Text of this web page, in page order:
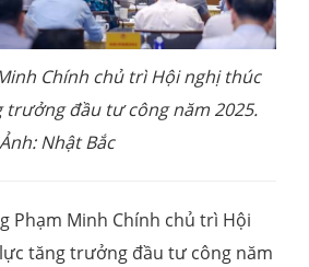
Chính chủ trì Hội nghị thúc
trưởng đầu tư công năm 2025.
Ảnh: Nhật Bắc
Phạm Minh Chính chủ trì Hội
tăng trưởng đầu tư công năm